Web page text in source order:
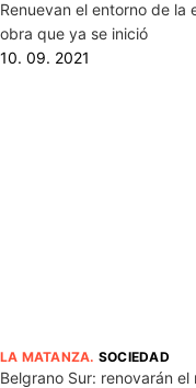
Renuevan el entorno de la
obra que ya se inició
10. 09. 2021
LA MATANZA. SOCIEDAD
Belgrano Sur: renovarán